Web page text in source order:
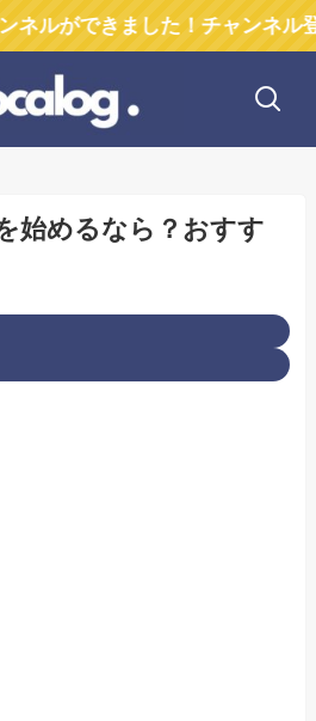
ました！チャンネル登録お願い
始めるなら？おすす